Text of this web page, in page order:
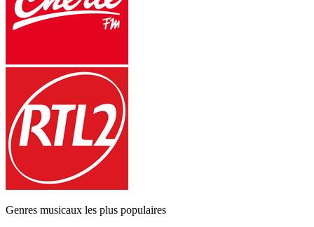
Genres musicaux les plus populaires